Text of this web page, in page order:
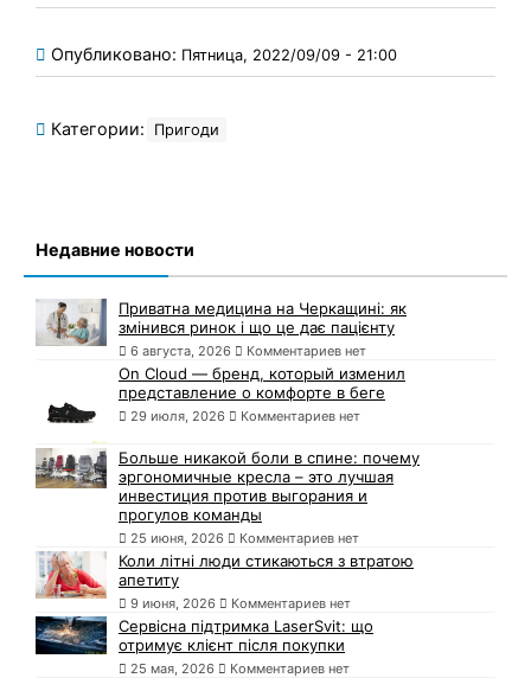
Опубликовано: Пятница, 2022/09/09 - 21:00
Категории: Пригоди
Недавние новости
Приватна медицина на Черкащині: як
змінився ринок і що це дає пацієнту
6 августа, 2026 Комментариев нет
On Cloud — бренд, который изменил
представление о комфорте в беге
29 июля, 2026 Комментариев нет
Больше никакой боли в спине: почему
эргономичные кресла – это лучшая
инвестиция против выгорания и
прогулов команды
25 июня, 2026 Комментариев нет
Коли літні люди стикаються з втратою
апетиту
9 июня, 2026 Комментариев нет
Сервісна підтримка LaserSvit: що
отримує клієнт після покупки
25 мая, 2026 Комментариев нет